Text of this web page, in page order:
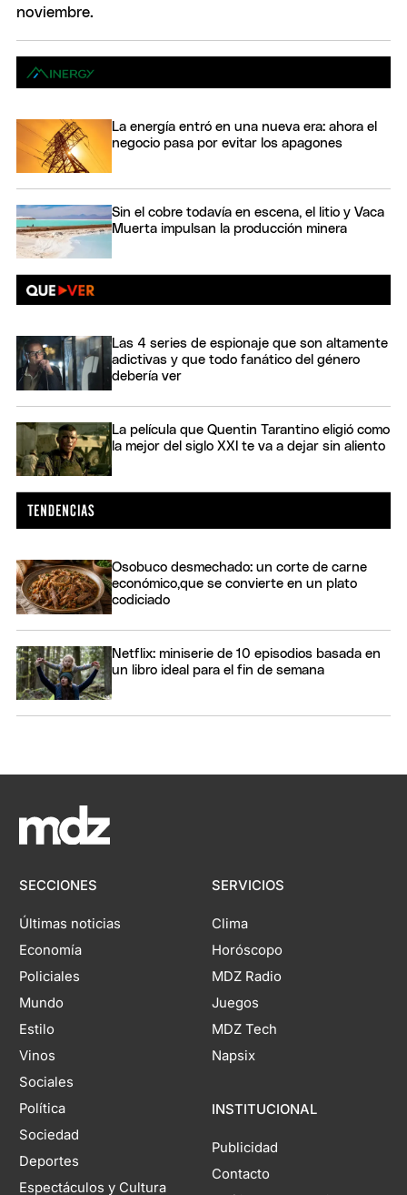
La energía entró en una nueva era: ahora el
negocio pasa por evitar los apagones
Sin el cobre todavía en escena, el litio y Vaca
Muerta impulsan la producción minera
Las 4 series de espionaje que son altamente
adictivas y que todo fanático del género
debería ver
La película que Quentin Tarantino eligió como
la mejor del siglo XXI te va a dejar sin aliento
Osobuco desmechado: un corte de carne
económico,que se convierte en un plato
codiciado
Netflix: miniserie de 10 episodios basada en
un libro ideal para el fin de semana
SECCIONES
Últimas noticias
Economía
Policiales
Mundo
Estilo
Vinos
Sociales
Política
Sociedad
Deportes
Espectáculos y Cultura
SERVICIOS
Clima
Horóscopo
MDZ Radio
Juegos
MDZ Tech
Napsix
INSTITUCIONAL
Publicidad
Contacto